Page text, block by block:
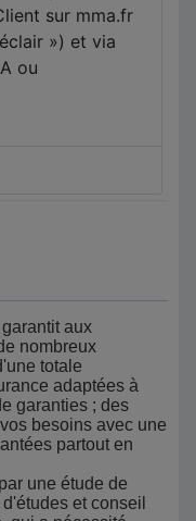
aux
nombreux
totale
adaptées à
garanties ; des
besoins avec une
partout en
une étude de
et conseil